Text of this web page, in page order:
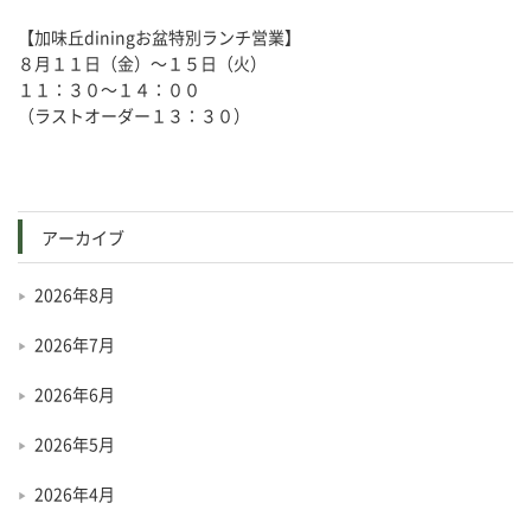
【加味丘diningお盆特別ランチ営業】
８月１１日（金）〜１５日（火）
１１：３０〜１４：００
（ラストオーダー１３：３０）
アーカイブ
2026年8月
2026年7月
2026年6月
2026年5月
2026年4月